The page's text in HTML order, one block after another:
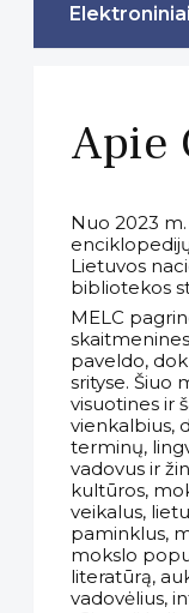
Apie
Nuo 2023 m.
Lietuvos
bibliotekos
MELC
paveldo,
srityse. Šiuo
visuotines ir
vienkalbius,
terminų,
vadovus ir
kultūros,
veikalus,
paminklus,
mokslo
literatūrą,
vadovėlius,